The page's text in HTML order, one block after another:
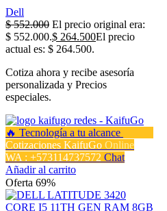
Dell
$552.000 El precio original era:
$ 552.000.$ 264.500El precio
actual es: $ 264.500.
Cotiza ahora y recibe asesoría
personalizada y Precios
especiales.
Cotizaciones KaifuGo Online
WA : +573114737572 Chat
Añadir al carrito
Oferta 69%